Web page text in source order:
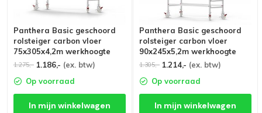
Panthera Basic geschoord
rolsteiger carbon vloer
75x305x4,2m werkhoogte
1.275,- 1.186,- (ex. btw)
Op voorraad
In mijn winkelwagen
Panthera Basic geschoord
rolsteiger carbon vloer
90x245x5,2m werkhoogte
1.305,- 1.214,- (ex. btw)
Op voorraad
In mijn winkelwagen